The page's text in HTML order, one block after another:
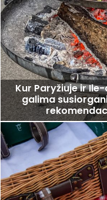
Kur Paryžiuje ir
galima